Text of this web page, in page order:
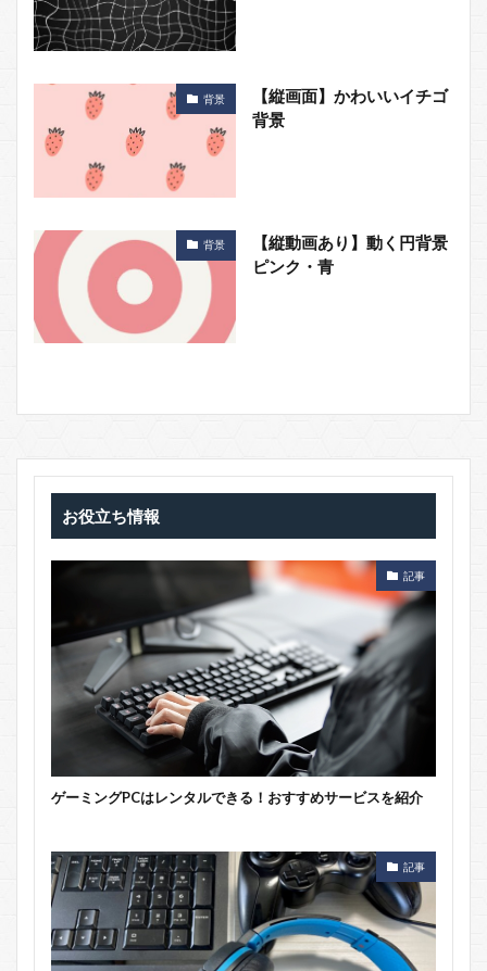
背景
【縦画面】かわいいイチゴ
背景
背景
【縦動画あり】動く円背景
ピンク・青
お役立ち情報
記事
ゲーミングPCはレンタルできる！おすすめサービスを紹介
記事